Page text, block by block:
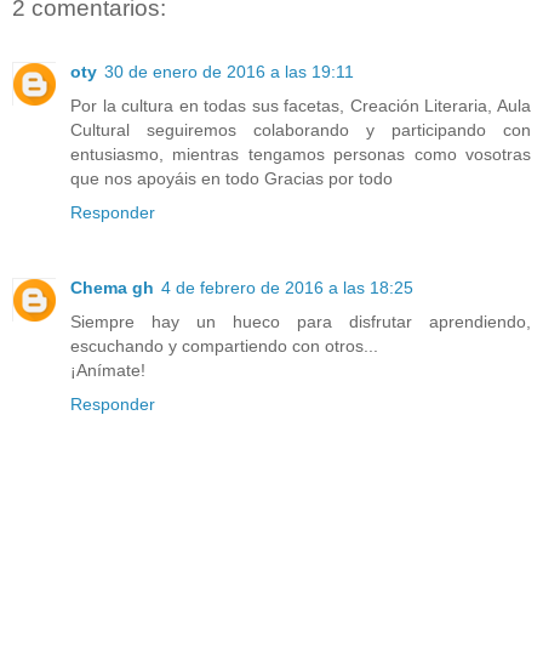
2 comentarios:
oty 30 de enero de 2016 a las 19:11
Por la cultura en todas sus facetas, Creación Literaria, Aula
Cultural seguiremos colaborando y participando con
entusiasmo, mientras tengamos personas como vosotras
que nos apoyáis en todo Gracias por todo
Responder
Chema gh 4 de febrero de 2016 a las 18:25
Siempre hay un hueco para disfrutar aprendiendo,
escuchando y compartiendo con otros...
¡Anímate!
Responder